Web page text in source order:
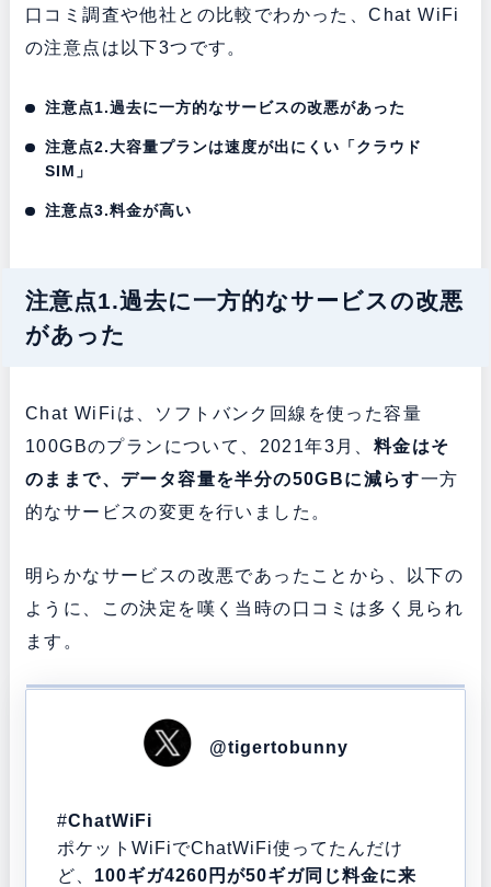
口コミ調査や他社との比較でわかった、Chat WiFi
の注意点は以下3つです。
注意点1.過去に一方的なサービスの改悪があった
注意点2.大容量プランは速度が出にくい「クラウド
SIM」
注意点3.料金が高い
注意点1.過去に一方的なサービスの改悪
があった
Chat WiFiは、ソフトバンク回線を使った容量
100GBのプランについて、2021年3月、 料金はそ
のままで、データ容量を半分の50GBに減らす一方
的なサービスの変更を行いました。
明らかなサービスの改悪であったことから、以下の
ように、この決定を嘆く当時の口コミは多く見られ
ます。
@tigertobunny
#ChatWiFi
ポケットWiFiでChatWiFi使ってたんだけ
ど、 100ギガ4260円が50ギガ同じ料金に来